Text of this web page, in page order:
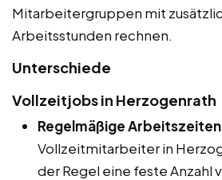
Mitarbeitergruppen mit
Arbeitsstunden rechnen.
Unterschiede
Vollzeitjobs in Herzogenrath
Regelmäßige Arbeitszeiten
Vollzeitmitarbeiter in
der Regel eine feste Anzahl